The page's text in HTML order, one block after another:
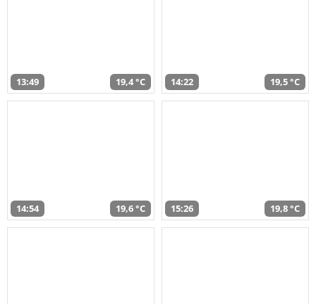
13:49 19,4 °C 14:22 19,5 °C
14:54 19,6 °C 15:26 19,8 °C